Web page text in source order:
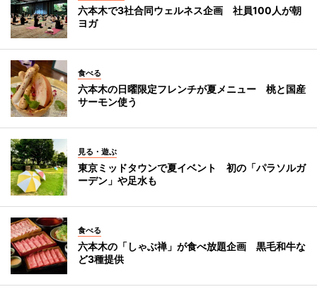
六本木で3社合同ウェルネス企画 社員100人が朝
ヨガ
食べる
六本木の日曜限定フレンチが夏メニュー 桃と国産
サーモン使う
見る・遊ぶ
東京ミッドタウンで夏イベント 初の「パラソルガ
ーデン」や足水も
食べる
六本木の「しゃぶ禅」が食べ放題企画 黒毛和牛な
ど3種提供